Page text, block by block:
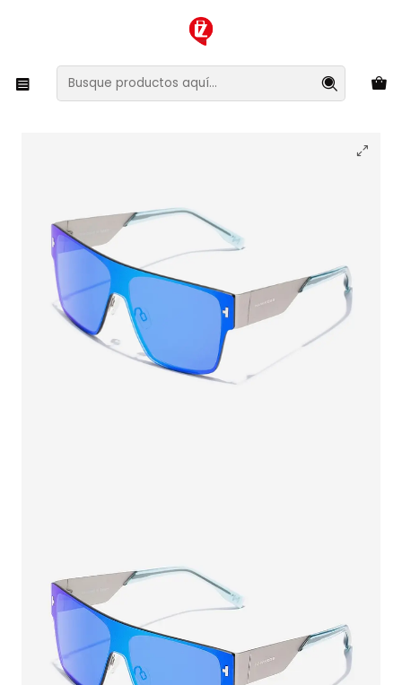
XMAS SALE ¡Compra antes de que la oferta termine!
Lentes y Accesorios Lentes de Sol
Lentes de Sol Hawkers Long Island HLIS22SLM0